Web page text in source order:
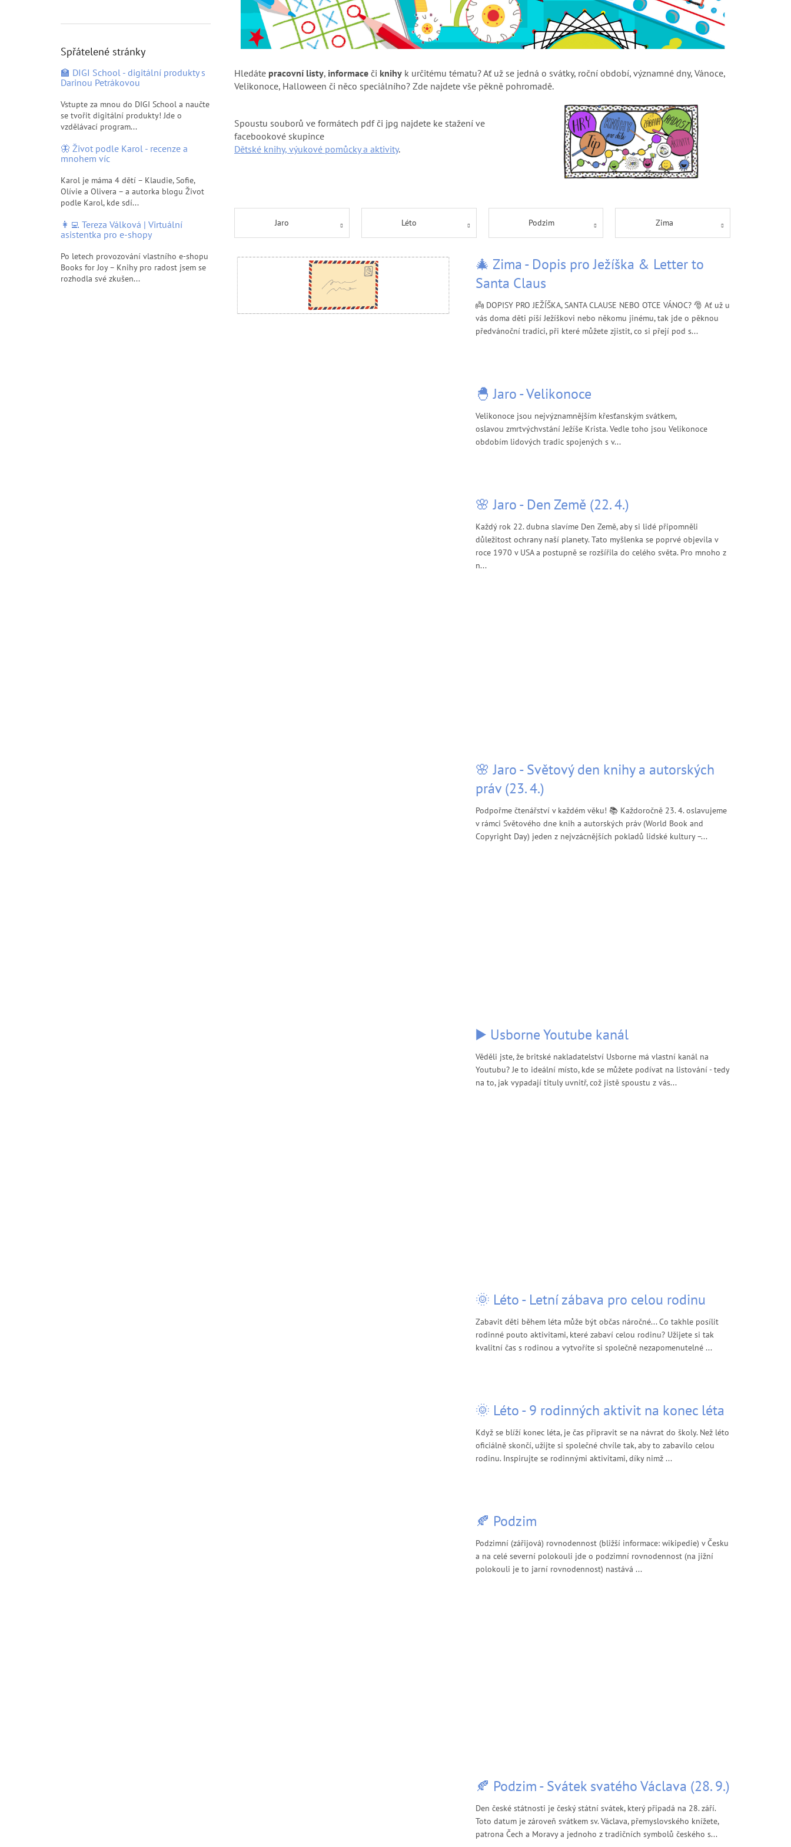
Spřátelené stránky
🏫 DIGI School - digitální produkty s
Darinou Petrákovou
Vstupte za mnou do DIGI School a naučte
se tvořit digitální produkty! Jde o
vzdělávací program...
🦋 Život podle Karol - recenze a
mnohem víc
Karol je máma 4 dětí – Klaudie, Sofie,
Olívie a Olivera – a autorka blogu Život
podle Karol, kde sdí...
👩‍💻 Tereza Válková | Virtuální
asistentka pro e-shopy
Po letech provozování vlastního e-shopu
Books for Joy – Knihy pro radost jsem se
rozhodla své zkušen...
Hledáte pracovní listy, informace či knihy k určitému tématu? Ať už se jedná o svátky, roční období, významné dny, Vánoce,
Velikonoce, Halloween či něco speciálního? Zde najdete vše pěkně pohromadě.
Spoustu souborů ve formátech pdf či jpg najdete ke stažení ve
facebookové skupince
Dětské knihy, výukové pomůcky a aktivity.
Jaro Léto Podzim Zima
V
s
🎄 Zima - Dopis pro Ježíška & Letter to
Santa Claus
👼 DOPISY PRO JEŽÍŠKA, SANTA CLAUSE NEBO OTCE VÁNOC? 🎅 Ať už u
vás doma děti píší Ježíškovi nebo někomu jinému, tak jde o pěknou
předvánoční tradici, při které můžete zjistit, co si přejí pod s...
🐣 Jaro - Velikonoce
Velikonoce jsou nejvýznamnějším křesťanským svátkem,
oslavou zmrtvýchvstání Ježíše Krista. Vedle toho jsou Velikonoce
obdobím lidových tradic spojených s v...
🌸 Jaro - Den Země (22. 4.)
Každý rok 22. dubna slavíme Den Země, aby si lidé připomněli
důležitost ochrany naší planety. Tato myšlenka se poprvé objevila v
roce 1970 v USA a postupně se rozšířila do celého světa. Pro mnoho z
n...
🌸 Jaro - Světový den knihy a autorských
práv (23. 4.)
Podpořme čtenářství v každém věku! 📚 Každoročně 23. 4. oslavujeme
v rámci Světového dne knih a autorských práv (World Book and
Copyright Day) jeden z nejvzácnějších pokladů lidské kultury –...
▶️ Usborne Youtube kanál
Věděli jste, že britské nakladatelství Usborne má vlastní kanál na
Youtubu? Je to ideální místo, kde se můžete podívat na listování - tedy
na to, jak vypadají tituly uvnitř, což jistě spoustu z vás...
🌞 Léto - Letní zábava pro celou rodinu
Zabavit děti během léta může být občas náročné... Co takhle posílit
rodinné pouto aktivitami, které zabaví celou rodinu? Užijete si tak
kvalitní čas s rodinou a vytvoříte si společně nezapomenutelné ...
🌞 Léto - 9 rodinných aktivit na konec léta
Když se blíží konec léta, je čas připravit se na návrat do školy. Než léto
oficiálně skončí, užijte si společné chvíle tak, aby to zabavilo celou
rodinu. Inspirujte se rodinnými aktivitami, díky nimž ...
🍂 Podzim
Podzimní (zářijová) rovnodennost (bližší informace: wikipedie) v Česku
a na celé severní polokouli jde o podzimní rovnodennost (na jižní
polokouli je to jarní rovnodennost) nastává ...
🍂 Podzim - Svátek svatého Václava (28. 9.)
Den české státnosti je český státní svátek, který připadá na 28. září.
Toto datum je zároveň svátkem sv. Václava, přemyslovského knížete,
patrona Čech a Moravy a jednoho z tradičních symbolů českého s...